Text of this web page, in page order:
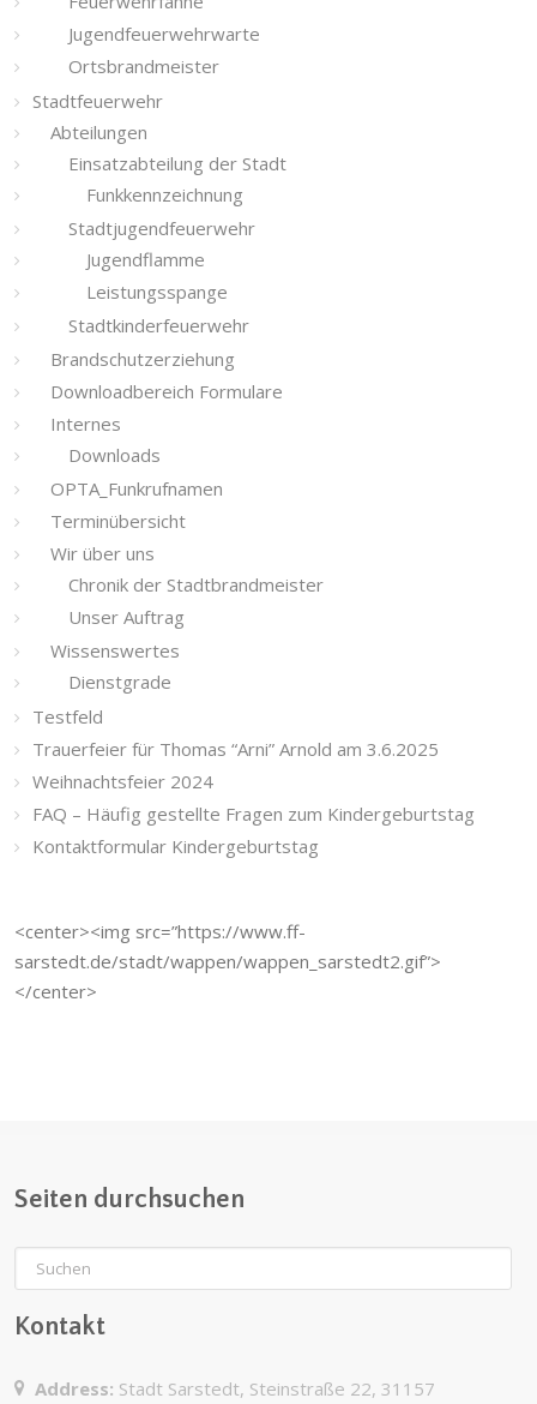
Jugendfeuerwehrwarte
Ortsbrandmeister
Stadtfeuerwehr
Abteilungen
Einsatzabteilung der Stadt
Funkkennzeichnung
Stadtjugendfeuerwehr
Jugendflamme
Leistungsspange
Stadtkinderfeuerwehr
Brandschutzerziehung
Downloadbereich Formulare
Internes
Downloads
OPTA_Funkrufnamen
Terminübersicht
Wir über uns
Chronik der Stadtbrandmeister
Unser Auftrag
Wissenswertes
Dienstgrade
Testfeld
Trauerfeier für Thomas “Arni” Arnold am 3.6.2025
Weihnachtsfeier 2024
FAQ – Häufig gestellte Fragen zum Kindergeburtstag
Kontaktformular Kindergeburtstag
<center><img src=”https://www.ff-
sarstedt.de/stadt/wappen/wappen_sarstedt2.gif”>
</center>
Seiten durchsuchen
Kontakt
Address: Stadt Sarstedt, Steinstraße 22, 31157